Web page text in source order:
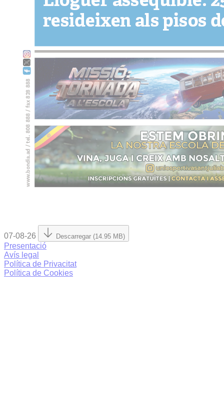
07-08-26 Descarregar (14.95 MB)
Presentació
Avís legal
Política de Privacitat
Política de Cookies